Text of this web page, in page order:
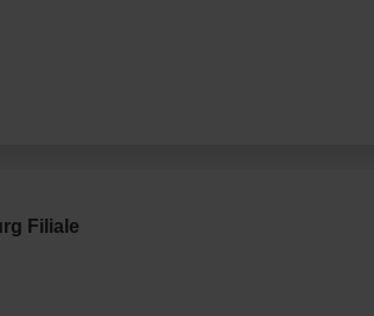
Filiale